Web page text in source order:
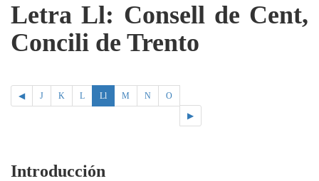
Letra Ll: Consell de Cent,
Concili de Trento
◀ J K L Ll M N
O
▶
Introducción